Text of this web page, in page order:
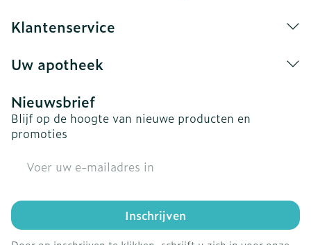
Klantenservice
Uw apotheek
Nieuwsbrief
Blijf op de hoogte van nieuwe producten en
promoties
Inschrijven